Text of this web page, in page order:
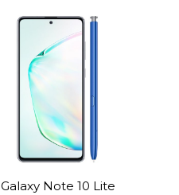
Galaxy Note 10 Lite